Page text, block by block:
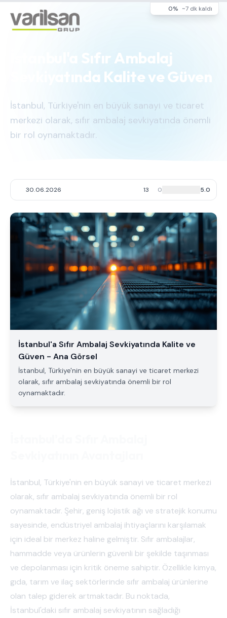
0% ~7 dk kaldı
İstanbul'a Sıfır Ambalaj
Sevkiyatında Kalite ve Güven
İstanbul, Türkiye'nin en büyük sanayi ve ticaret
merkezi olarak, sıfır ambalaj sevkiyatında önemli
bir rol oynamaktadır.
30.06.2026 13 0 5.0
İstanbul'a Sıfır Ambalaj Sevkiyatında Kalite ve
Güven - Ana Görsel
İstanbul, Türkiye'nin en büyük sanayi ve ticaret merkezi
olarak, sıfır ambalaj sevkiyatında önemli bir rol
oynamaktadır.
İstanbul, Türkiye'nin en büyük sanayi ve ticaret merkezi
olarak, sıfır ambalaj sevkiyatında önemli bir rol
oynamaktadır. Şehir, geniş lojistik ağı ve stratejik konumu
sayesinde, endüstriyel ambalaj ihtiyaçlarını karşılamak
için ideal bir merkez haline gelmiştir. Sıfır ambalajlar,
hammadde veya ürünlerin güvenli bir şekilde taşınması
ve depolanması için kritik öneme sahiptir. Özellikle kimya,
gıda, tarım ve ilaç sektörlerinde sıfır ambalaj ürünlerine
olan talep giderek artmaktadır. Bu noktada,
İstanbul'daki sıfır ambalaj sevkiyatının sağladığı